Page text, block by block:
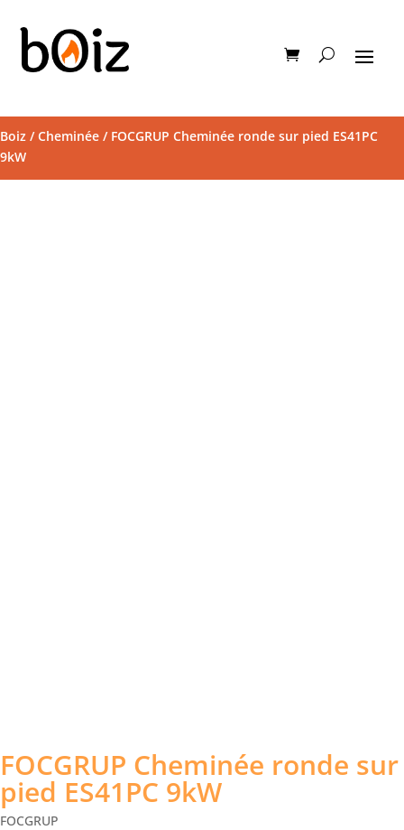
Boiz /Cheminée / FOCGRUP Cheminée ronde sur pied ES41PC
9kW
FOCGRUP Cheminée ronde sur
pied ES41PC 9kW
FOCGRUP